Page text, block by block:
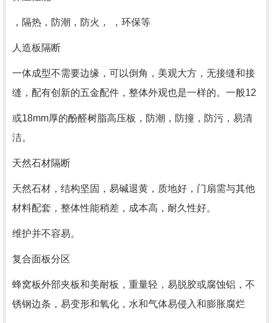
，隔热，防潮，防火， ，环保等
人造板隔断
一体成型不需要边缘，可以倒角，美观大方，无接缝和接
缝，配有创新的五金配件，整体外观也是一样的。一般12
或18mm厚的酚醛树脂高压板，防潮，防撞，防污，易清
洁。
天然石材隔断
天然石材，结构坚固，易碱退黄，质地好，门扇需与其他
材料配套，整体性能稍差，成本高，耐久性好。
维护并不容易。
复合面板分区
蜂窝板外部夹板和美耐板，重量轻，易脱胶或腐蚀铝，不
锈钢边条，易变形和氧化，水和气体易侵入和膨胀腐烂